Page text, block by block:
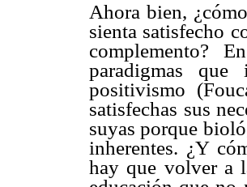
Ahora bien,
sienta satisfecho
complemento?
paradigmas
positivismo
satisfechas sus
suyas porque
inherentes. ¿Y
hay que volver a